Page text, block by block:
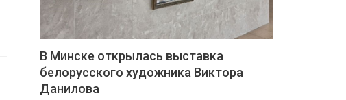
В Минске открылась выставка
белорусского художника Виктора
Данилова